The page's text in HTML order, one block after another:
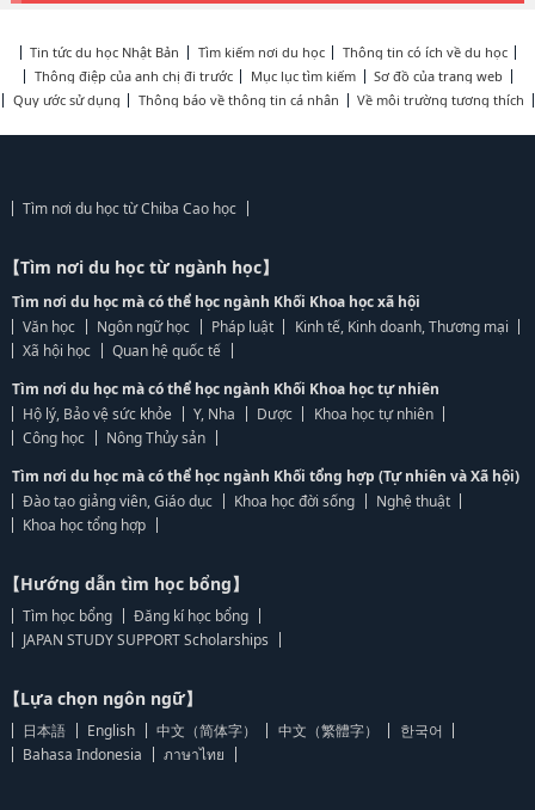
Tin tức du học Nhật Bản Tìm kiếm nơi du học
Thông tin có ích về du học
Thông điệp của anh chị đi trước
Mục lục tìm kiếm
Sơ đồ của trang web
Quy ước sử dụng
Thông báo về thông tin cá nhân Về môi trường tương thích
Tìm nơi du học từ Chiba Cao học
【Tìm nơi du học từ ngành học】
Tìm nơi du học mà có thể học ngành Khối Khoa học xã hội
Văn học
Ngôn ngữ học Pháp luật
Kinh tế, Kinh doanh, Thương mại
Xã hội học
Quan hệ quốc tế
Tìm nơi du học mà có thể học ngành Khối Khoa học tự nhiên
Hộ lý, Bảo vệ sức khỏe
Y, Nha Dược
Khoa học tự nhiên
Công học
Nông Thủy sản
Tìm nơi du học mà có thể học ngành Khối tổng hợp (Tự nhiên và Xã hội)
Đào tạo giảng viên, Giáo dục
Khoa học đời sống
Nghệ thuật
Khoa học tổng hợp
【Hướng dẫn tìm học bổng】
Tìm học bổng
Đăng kí học bổng
JAPAN STUDY SUPPORT Scholarships
【Lựa chọn ngôn ngữ】
日本語 English 中文（简体字） 中文（繁體字）
한국어
Bahasa Indonesia
ภาษาไทย